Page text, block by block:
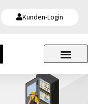
Kunden-Login